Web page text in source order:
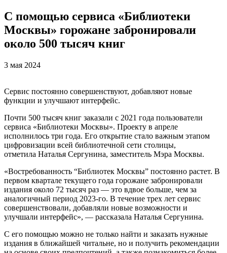
С помощью сервиса «Библиотеки
Москвы» горожане забронировали
около 500 тысяч книг
3 мая 2024
Сервис постоянно совершенствуют, добавляют новые
функции и улучшают интерфейс.
Почти 500 тысяч книг заказали с 2021 года пользователи
сервиса «Библиотеки Москвы». Проекту в апреле
исполнилось три года. Его открытие стало важным этапом
цифровизации всей библиотечной сети столицы,
отметила Наталья Сергунина, заместитель Мэра Москвы.
«Востребованность “Библиотек Москвы” постоянно растет. В
первом квартале текущего года горожане забронировали
издания около 72 тысяч раз — это вдвое больше, чем за
аналогичный период 2023-го. В течение трех лет сервис
совершенствовали, добавляли новые возможности и
улучшали интерфейс», — рассказала Наталья Сергунина.
С его помощью можно не только найти и заказать нужные
издания в ближайшей читальне, но и получить рекомендации